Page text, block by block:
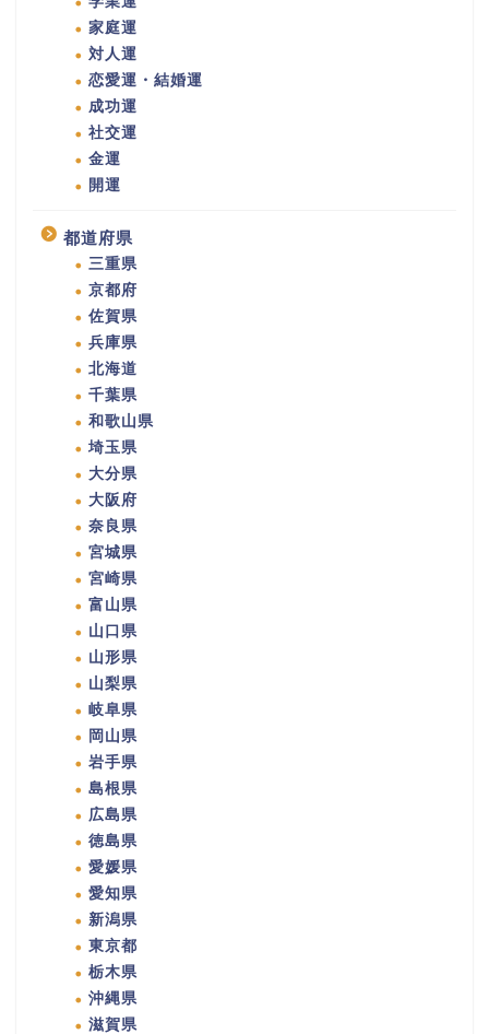
家庭運
対人運
恋愛運・結婚運
成功運
社交運
金運
開運
都道府県
三重県
京都府
佐賀県
兵庫県
北海道
千葉県
和歌山県
埼玉県
大分県
大阪府
奈良県
宮城県
宮崎県
富山県
山口県
山形県
山梨県
岐阜県
岡山県
岩手県
島根県
広島県
徳島県
愛媛県
愛知県
新潟県
東京都
栃木県
沖縄県
滋賀県